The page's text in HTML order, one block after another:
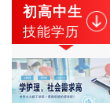
初高中生
技能学历